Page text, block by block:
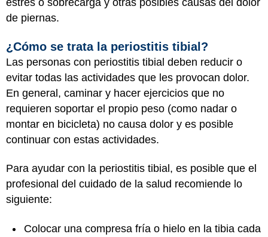
estrés o sobrecarga y otras posibles causas del dolor
de piernas.
¿Cómo se trata la periostitis tibial?
Las personas con periostitis tibial deben reducir o
evitar todas las actividades que les provocan dolor.
En general, caminar y hacer ejercicios que no
requieren soportar el propio peso (como nadar o
montar en bicicleta) no causa dolor y es posible
continuar con estas actividades.
Para ayudar con la periostitis tibial, es posible que el
profesional del cuidado de la salud recomiende lo
siguiente:
Colocar una compresa fría o hielo en la tibia cada